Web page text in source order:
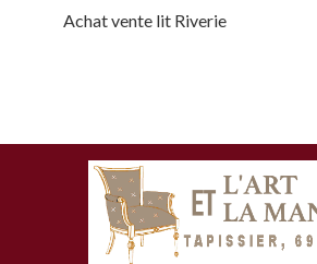
Achat vente lit Riverie